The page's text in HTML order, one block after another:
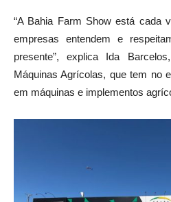
“A Bahia Farm Show está cada
empresas entendem e
presente”, explica Ida
Máquinas Agrícolas, que tem no
em máquinas e implementos